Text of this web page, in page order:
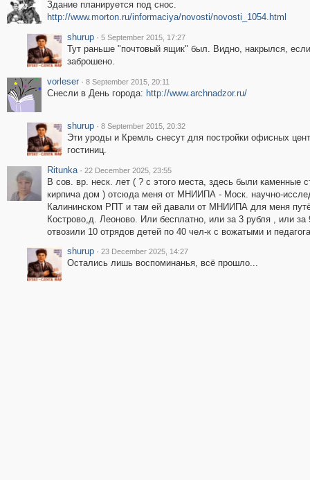
Здание планируется под снос.
http://www.morton.ru/informaciya/novosti/novosti_1054.html
shurup · 5 September 2015, 17:27
Тут раньше "почтовый ящик" был. Видно, накрылся,
заброшено.
vorleser · 8 September 2015, 20:11
Снесли в День города: http://www.archnadzor.ru/
shurup · 8 September 2015, 20:32
Эти уроды и Кремль снесут для постройки офисных
гостиниц.
Ritunka · 22 December 2025, 23:55
В сов. вр. неск. лет ( ? с этого места, здесь были каменные
кирпича дом ) отсюда меня от МНИИПА - Моск. научно-
Калининском РПТ и там ей давали от МНИИПА для меня
Кострово,д. Леоново. Или бесплатно, или за 3 рубля , или
отвозили 10 отрядов детей по 40 чел-к с вожатыми и
shurup · 23 December 2025, 14:27
Остались лишь воспоминанья, всё прошло...